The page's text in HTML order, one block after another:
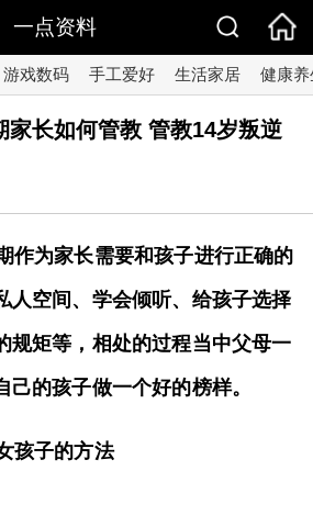
一点资料
游戏数码 手工爱好 生活家居 健康养
家长如何管教 管教14岁叛逆
作为家长需要和孩子进行正确的
人空间、学会倾听、给孩子选择
规矩等，相处的过程当中父母一
己的孩子做一个好的榜样。
孩子的方法